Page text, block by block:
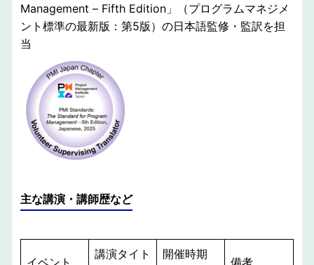
Management – Fifth Edition」（プログラムマネジメ
ント標準の最新版：第5版）の日本語監修・監訳を担
当
主な講演・講師歴など
イベント
講演タイト
開催時期
備考